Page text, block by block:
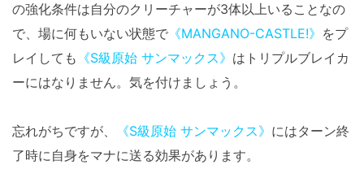
の強化条件は自分のクリーチャーが3体以上いることなの
で、場に何もいない状態で 《MANGANO-CASTLE!》 をプ
レイしても 《S級原始 サンマックス》 はトリプルブレイカ
ーにはなりません。気を付けましょう。
忘れがちですが、 《S級原始 サンマックス》 にはターン終
了時に自身をマナに送る効果があります。